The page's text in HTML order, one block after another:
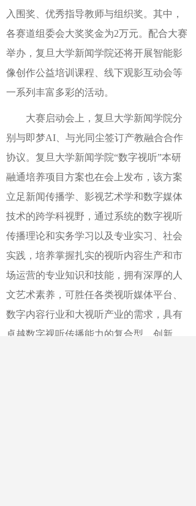
入围奖、优秀指导教师与组织奖。其中，
各赛道组委会大奖奖金为2万元。配合大赛
举办，复旦大学新闻学院还将开展智能影
像创作公益培训课程、线下观影互动会等
一系列丰富多彩的活动。
大赛启动会上，复旦大学新闻学院分
别与即梦AI、与光同尘签订产教融合合作
协议。复旦大学新闻学院“数字视听”本研
融通培养项目方案也在会上发布，该方案
立足新闻传播学、影视艺术学和数字媒体
技术的跨学科视野，通过系统的数字视听
传播理论和实务学习以及专业实习、社会
实践，培养掌握扎实的视听内容生产和市
场运营的专业知识和技能，拥有深厚的人
文艺术素养，可胜任各类视听媒体平台、
数字内容行业和大视听产业的需求，具有
卓越数字视听传播能力的复合型、创新